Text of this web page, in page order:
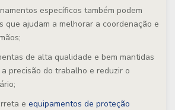
específicos também podem
que ajudam a melhorar a coordenação e
de alta qualidade e bem mantidas
precisão do trabalho e reduzir o
e equipamentos de proteção